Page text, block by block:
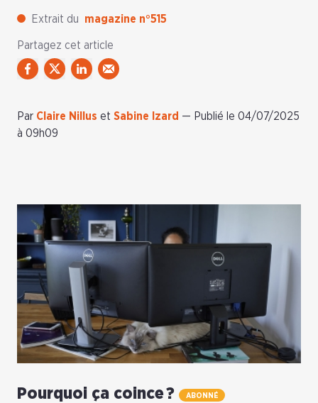
Extrait du magazine n°515
Partagez cet article
Par Claire Nillus et Sabine Izard — Publié le 04/07/2025
à 09h09
Pourquoi ça coince ? ABONNÉ